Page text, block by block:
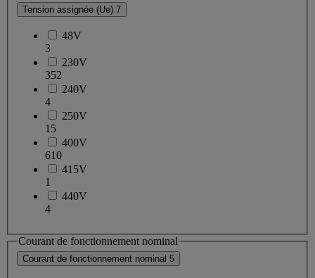
Tension assignée (Ue) 7
48V
3
230V
352
240V
4
250V
15
400V
610
415V
1
440V
4
Courant de fonctionnement nominal
Courant de fonctionnement nominal 5